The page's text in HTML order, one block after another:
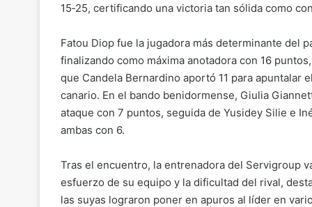
15‑25, certificando una victoria tan sólida como
Fatou Diop fue la jugadora más determinante del
finalizando como máxima anotadora con 16
que Candela Bernardino aportó 11 para apuntalar
canario. En el bando benidormense, Giulia
ataque con 7 puntos, seguida de Yusidey Silie e
ambas con 6.
Tras el encuentro, la entrenadora del Servigroup
esfuerzo de su equipo y la dificultad del rival,
las suyas lograron poner en apuros al líder en